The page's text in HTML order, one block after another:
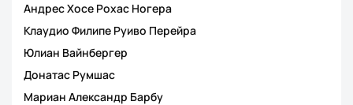
Андрес Хосе Рохас Ногера
Клаудио Филипе Руиво Перейра
Юлиан Вайнбергер
Донатас Румшас
Мариан Александр Барбу